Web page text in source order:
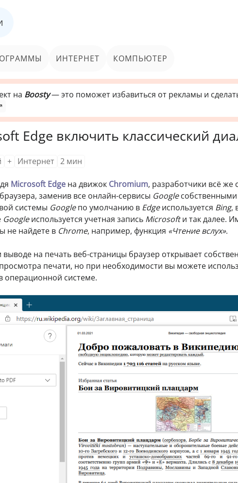
ИНТЕРНЕТ КОМПЬЮТЕР
на Boosty— это поможет избавиться от рекламы и
Edge включить классический
+ Интернет 2 мин
Microsoft Edge на движок Chromium, разработчики всё же
заменив все онлайн-сервисы Google
системы Googleпо умолчанию в Edgeиспользуется Bing,
Googleиспользуется учетная запись Microsoftи так далее.
не найдете в Chrome, например, функция «Чтение вслух».
выводе на печать веб-страницы браузер открывает
печати, но при необходимости вы можете
операционной системе.